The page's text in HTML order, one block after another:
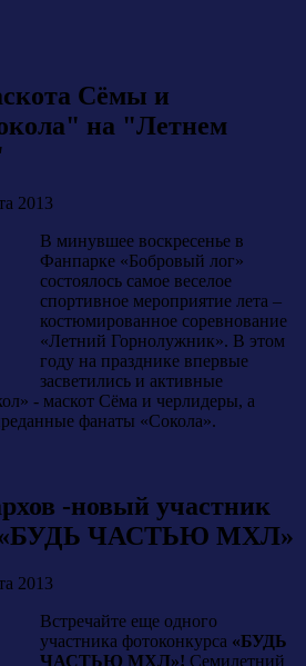
Сёмы и
на "Летнем
2013
В минувшее воскресенье в
Фанпарке «Бобровый лог»
состоялось самое веселое
спортивное мероприятие лета –
костюмированное соревнование
«Летний Горнолужник». В этом
году на празднике впервые
засветились и активные
- маскот Сёма и черлидеры, а
фанаты «Сокола».
-новый участник
«БУДЬ ЧАСТЬЮ МХЛ»
2013
Встречайте еще одного
участника фотоконкурса «БУДЬ
ЧАСТЬЮ МХЛ»! Семилетний